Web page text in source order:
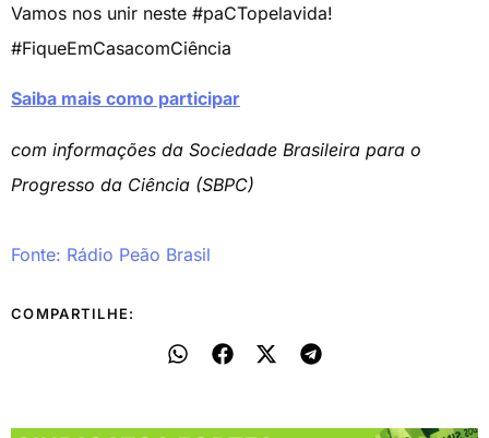
Vamos nos unir neste #paCTopelavida!
#FiqueEmCasacomCiência
Saiba mais como participar
com informações da Sociedade Brasileira para o
Progresso da Ciência (SBPC)
Fonte: Rádio Peão Brasil
COMPARTILHE: